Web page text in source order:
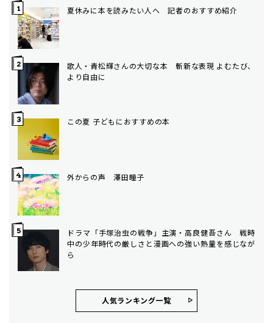
夏休みに本を読みたい人へ 記者のおすすめ紹介
歌人・青松輝さんの大切な本 斬新な表現 よむたび、
より自由に
この夏 子どもにおすすめの本
外からの声 澤田瞳子
ドラマ「手塚治虫の戦争」主演・高良健吾さん 戦時
中の少年時代の厳しさと漫画への強い熱量を感じなが
ら
人気ランキング⼀覧